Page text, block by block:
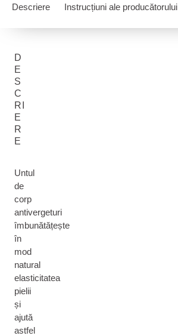
Descriere Instrucțiuni ale producătorului
D
E
S
C
RI
E
R
E
Untul
de
corp
antivergeturi
îmbunătățește
în
mod
natural
elasticitatea
pielii
și
ajută
astfel